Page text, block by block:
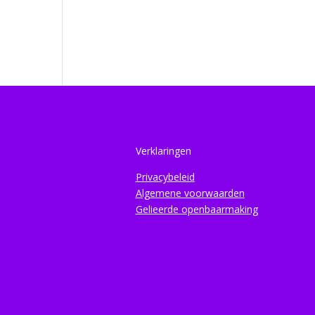
Verklaringen
Privacybeleid
Algemene voorwaarden
Gelieerde openbaarmaking